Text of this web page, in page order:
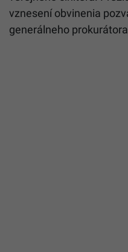
vznesení obvinenia
generálneho